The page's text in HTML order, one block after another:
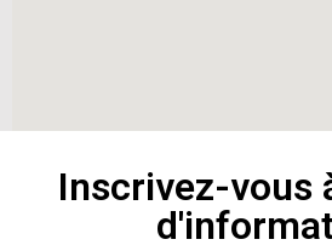
Inscrivez-vous